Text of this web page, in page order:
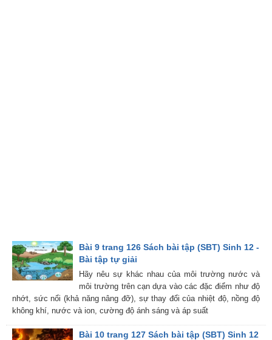
Bài 9 trang 126 Sách bài tập (SBT) Sinh 12 -
Bài tập tự giải
Hãy nêu sự khác nhau của môi trường nước và
môi trường trên cạn dựa vào các đặc điểm như độ
nhớt, sức nổi (khả năng nâng đỡ), sự thay đổi của nhiệt độ, nồng độ
không khí, nước và ion, cường độ ánh sáng và áp suất
Bài 10 trang 127 Sách bài tập (SBT) Sinh 12